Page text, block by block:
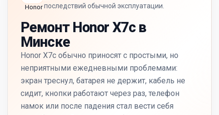
последствий обычной эксплуатации.
Ремонт Honor X7c в
Минске
Honor X7c обычно приносят с простыми, но
неприятными ежедневными проблемами:
экран треснул, батарея не держит, кабель не
сидит, кнопки работают через раз, телефон
намок или после падения стал вести себя